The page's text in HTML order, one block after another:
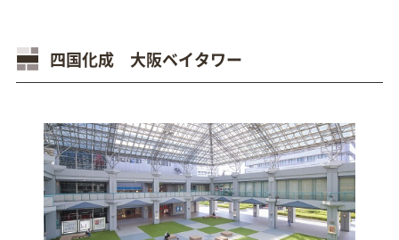
四国化成 大阪ベイタワー